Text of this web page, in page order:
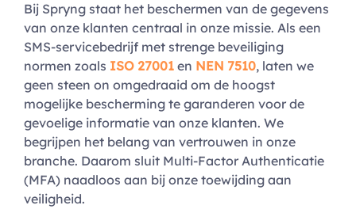
Bij Spryng staat het beschermen van de gegevens
van onze klanten centraal in onze missie. Als een
SMS-servicebedrijf met strenge beveiliging
normen zoals ISO 27001 en NEN 7510, laten we
geen steen on omgedraaid om de hoogst
mogelijke bescherming te garanderen voor de
gevoelige informatie van onze klanten. We
begrijpen het belang van vertrouwen in onze
branche. Daarom sluit Multi-Factor Authenticatie
(MFA) naadloos aan bij onze toewijding aan
veiligheid.